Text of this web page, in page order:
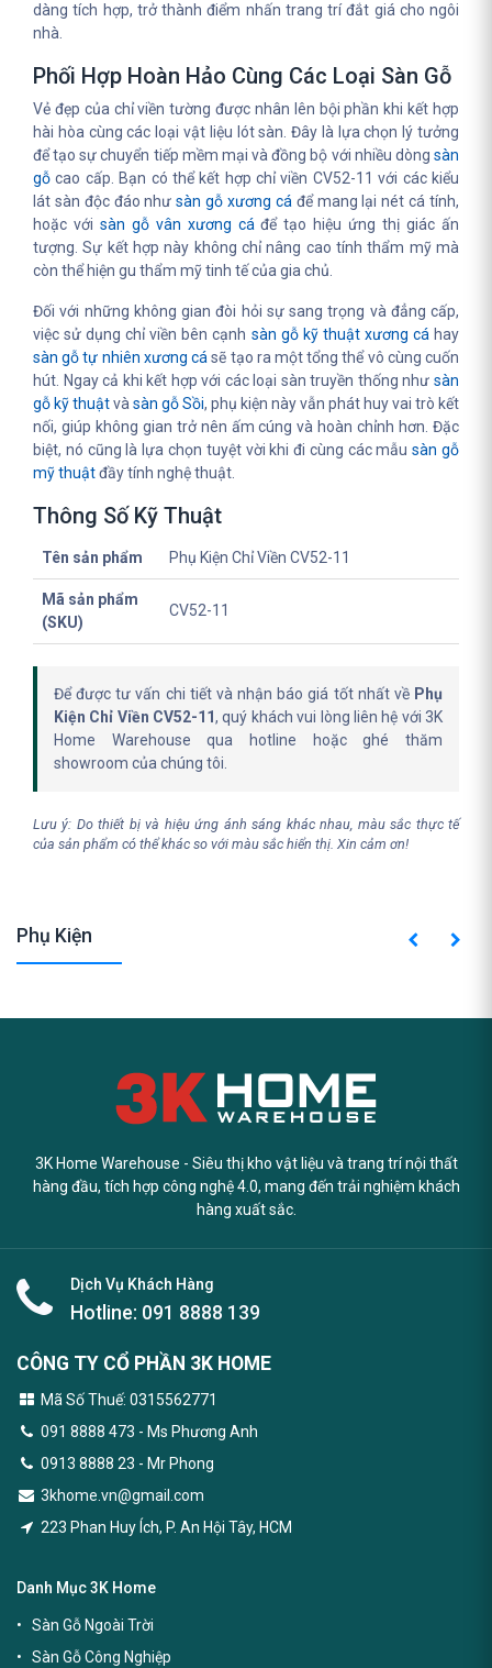
dàng tích hợp, trở thành điểm nhấn trang trí đắt giá cho ngôi
nhà.
Phối Hợp Hoàn Hảo Cùng Các Loại Sàn Gỗ
Vẻ đẹp của chỉ viền tường được nhân lên bội phần khi kết hợp
hài hòa cùng các loại vật liệu lót sàn. Đây là lựa chọn lý tưởng
để tạo sự chuyển tiếp mềm mại và đồng bộ với nhiều dòng sàn
gỗ cao cấp. Bạn có thể kết hợp chỉ viền CV52-11 với các kiểu
lát sàn độc đáo nhưsàn gỗ xương cá để mang lại nét cá tính,
hoặc với sàn gỗ vân xương cá để tạo hiệu ứng thị giác ấn
tượng. Sự kết hợp này không chỉ nâng cao tính thẩm mỹ mà
còn thể hiện gu thẩm mỹ tinh tế của gia chủ.
Đối với những không gian đòi hỏi sự sang trọng và đẳng cấp,
việc sử dụng chỉ viền bên cạnh sàn gỗ kỹ thuật xương cá hay
sàn gỗ tự nhiên xương cá sẽ tạo ra một tổng thể vô cùng cuốn
hút. Ngay cả khi kết hợp với các loại sàn truyền thống như sàn
gỗ kỹ thuậtvà sàn gỗ Sồi, phụ kiện này vẫn phát huy vai trò kết
nối, giúp không gian trở nên ấm cúng và hoàn chỉnh hơn. Đặc
biệt, nó cũng là lựa chọn tuyệt vời khi đi cùng các mẫusàn gỗ
mỹ thuậtđầy tính nghệ thuật.
Thông Số Kỹ Thuật
Tên sản phẩm Phụ Kiện Chỉ Viền CV52-11
Mã sản phẩm
(SKU)
CV52-11
Để được tư vấn chi tiết và nhận báo giá tốt nhất về Phụ
Kiện Chỉ Viền CV52-11, quý khách vui lòng liên hệ với 3K
Home Warehouse qua hotline hoặc ghé thăm
showroom của chúng tôi.
Lưu ý: Do thiết bị và hiệu ứng ánh sáng khác nhau, màu sắc thực tế
của sản phẩm có thể khác so với màu sắc hiển thị. Xin cảm ơn!
Phụ Kiện
3K Home Warehouse - Siêu thị kho vật liệu và trang trí nội thất
hàng đầu, tích hợp công nghệ 4.0, mang đến trải nghiệm khách
hàng xuất sắc.
Dịch Vụ Khách Hàng
Hotline: 091 8888 139
CÔNG TY CỔ PHẦN 3K HOME
Mã Số Thuế: 0315562771
091 8888 473 - Ms Phương Anh
0913 8888 23 - Mr Phong
3khome.vn@gmail.com
223 Phan Huy Ích, P. An Hội Tây, HCM
Danh Mục 3K Home
Sàn Gỗ Ngoài Trời
Sàn Gỗ Công Nghiệp